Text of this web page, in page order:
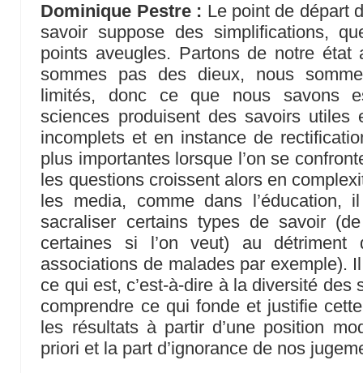
Dominique Pestre : Le point de départ
savoir suppose des simplifications,
points aveugles. Partons de notre état
sommes pas des dieux, nous
limités, donc ce que nous savons
sciences produisent des savoirs utiles
incomplets et en instance de
plus importantes lorsque l’on se
les questions croissent alors en
les media, comme dans l’éducation,
sacraliser certains types de savoir
certaines si l’on veut) au détriment
associations de malades par exemple).
ce qui est, c’est-à-dire à la diversité des
comprendre ce qui fonde et justifie
les résultats à partir d’une position
priori et la part d’ignorance de nos